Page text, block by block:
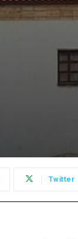
Twitter